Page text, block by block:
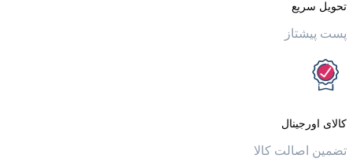
کالا